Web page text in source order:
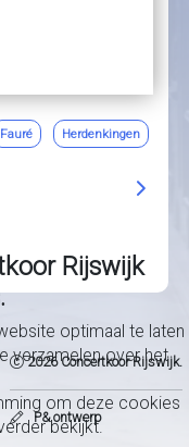
Fauré Herdenkingen
Rijswijk
2026 Concertkoor Rijswijk.
P& ontwerp
Rijswijk
optimaal te laten
verzamelen over het
om deze cookies
bekijkt.